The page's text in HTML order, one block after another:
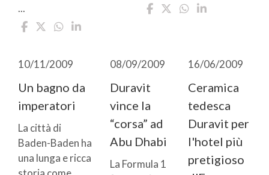
...
10/11/2009
Un bagno da
imperatori
La città di
Baden-Baden ha
una lunga e ricca
08/09/2009
Duravit
vince la
“corsa” ad
Abu Dhabi
La Formula 1
16/06/2009
Ceramica
tedesca
Duravit per
l'hotel più
pretigioso